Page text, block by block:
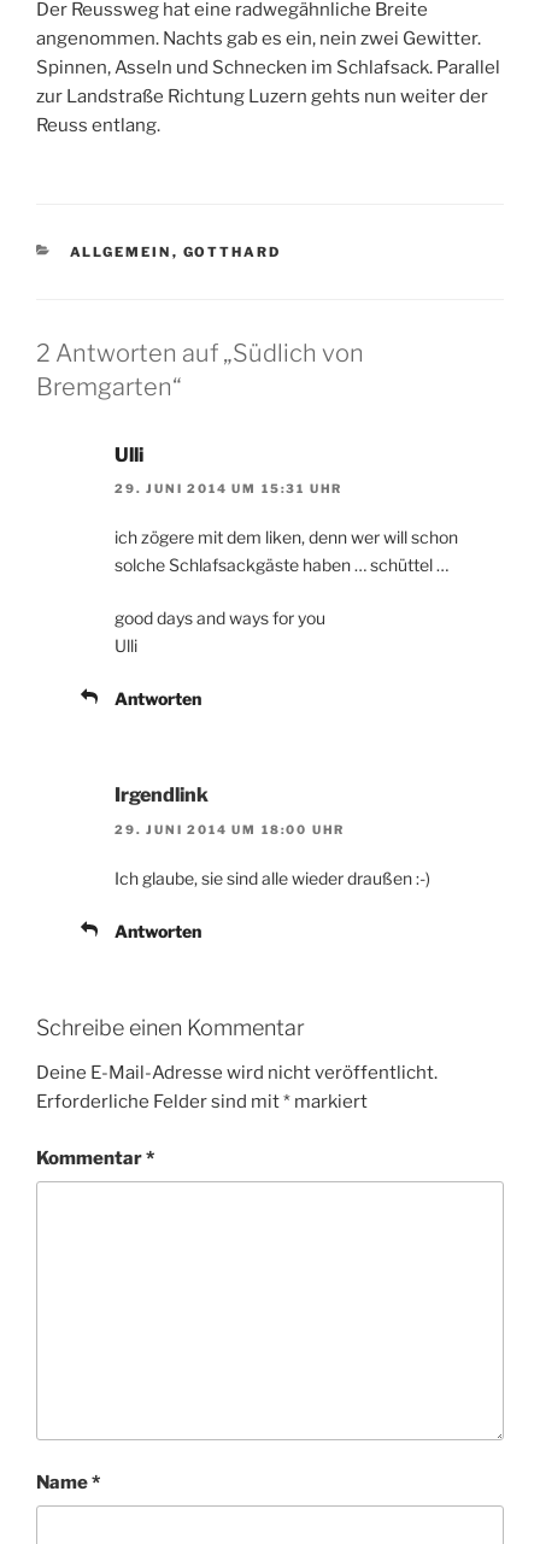
Der Reussweg hat eine radwegähnliche Breite
angenommen. Nachts gab es ein, nein zwei Gewitter.
Spinnen, Asseln und Schnecken im Schlafsack. Parallel
zur Landstraße Richtung Luzern gehts nun weiter der
Reuss entlang.
KATEGORIEN
ALLGEMEIN , GOTTHARD
2 Antworten auf „Südlich von
Bremgarten“
Ulli
29. JUNI 2014 UM 15:31 UHR
ich zögere mit dem liken, denn wer will schon
solche Schlafsackgäste haben … schüttel …
good days and ways for you
Ulli
Antworten
Irgendlink
29. JUNI 2014 UM 18:00 UHR
Ich glaube, sie sind alle wieder draußen :-)
Antworten
Schreibe einen Kommentar
Deine E-Mail-Adresse wird nicht veröffentlicht.
Erforderliche Felder sind mit* markiert
Kommentar*
Name*